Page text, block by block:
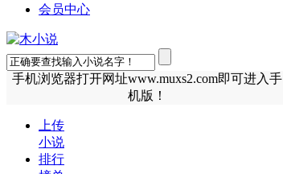
会员中心
手机浏览器打开网址www.muxs2.com即可进入手
机版！
上传
小说
排行